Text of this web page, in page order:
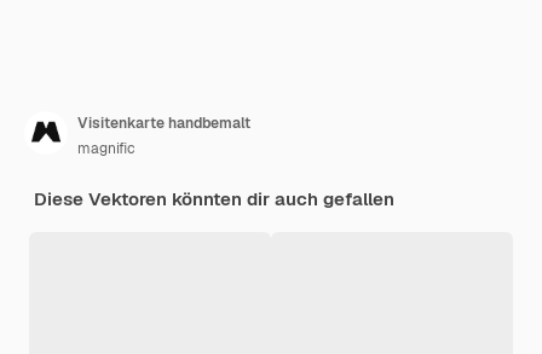
Visitenkarte handbemalt
magnific
Diese Vektoren könnten dir auch gefallen